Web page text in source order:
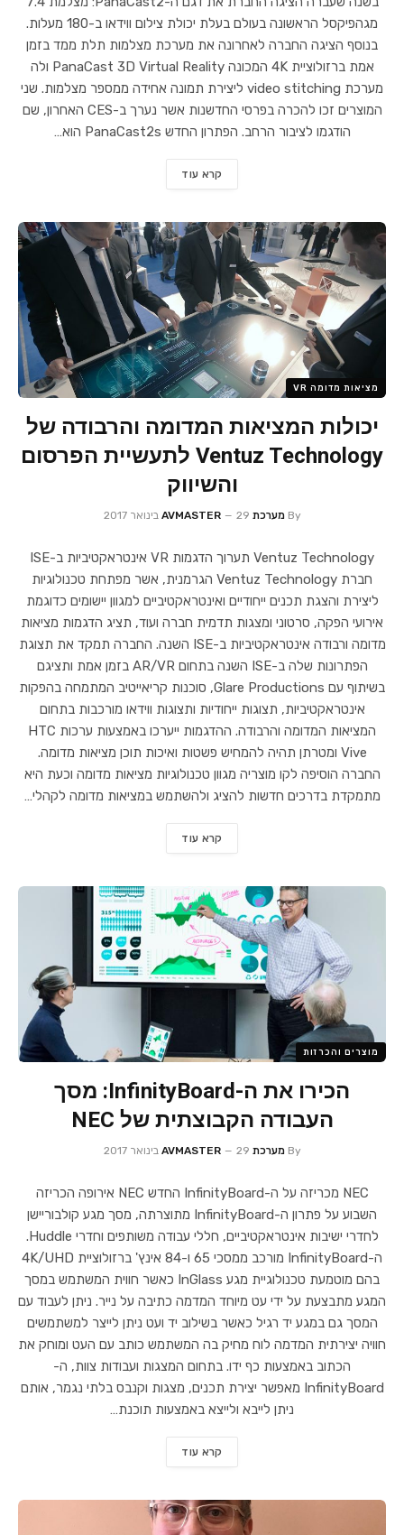
מגהפיקסל הראשונה בעולם בעלת יכולת צילום ווידאו ב-180 מעלות.
בנוסף הציגה החברה לאחרונה את מערכת מצלמות תלת ממד בזמן
אמת ברזולוציית 4K המכונה PanaCast 3D Virtual Reality ולה
מערכת video stitching ליצירת תמונה אחידה ממספר מצלמות. שני
המוצרים זכו להכרה בפרסי החדשנות אשר נערך ב-CES האחרון, שם
הודגמו לציבור הרחב. הפתרון החדש PanaCast2s הוא…
קרא עוד
מציאות מדומה VR
יכולות המציאות המדומה והרבודה של
Ventuz Technology לתעשיית הפרסום
והשיווק
By מערכת AVMASTER 29 בינואר 2017
Ventuz Technology תערוך הדגמות VR אינטראקטיביות ב-ISE
חברת Ventuz Technology הגרמנית, אשר מפתחת טכנולוגיות
ליצירת והצגת תכנים ייחודיים ואינטראקטיביים למגוון יישומים כדוגמת
אירועי הפקה, סרטוני ומצגות תדמית חברה ועוד, תציג הדגמות מציאות
מדומה ורבודה אינטראקטיביות ב-ISE השנה. החברה תמקד את תצוגת
הפתרונות שלה ב-ISE השנה בתחום AR/VR בזמן אמת ותציגם
בשיתוף עם Glare Productions, סוכנות קריאייטיב המתמחה בהפקות
אינטראקטיביות, תצוגות ייחודיות ותצוגות ווידאו מורכבות בתחום
המציאות המדומה והרבודה. ההדגמות ייערכו באמצעות ערכות HTC
Vive ומטרתן תהיה להמחיש פשטות ואיכות תוכן מציאות מדומה.
החברה הוסיפה לקו מוצריה מגוון טכנולוגיות מציאות מדומה וכעת היא
מתמקדת בדרכים חדשות להציג ולהשתמש במציאות מדומה לקהלי…
קרא עוד
מוצרים והכרזות
הכירו את ה-InfinityBoard: מסך
העבודה הקבוצתית של NEC
By מערכת AVMASTER 29 בינואר 2017
NEC מכריזה על ה-InfinityBoard החדש NEC אירופה הכריזה
השבוע על פתרון ה-InfinityBoard מתוצרתה, מסך מגע קולבוריישן
לחדרי ישיבות אינטראקטיביים, חללי עבודה משותפים וחדרי Huddle.
ה-InfinityBoard מורכב ממסכי 65 ו-84 אינץ' ברזולוציית 4K/UHD
בהם מוטמעת טכנולוגיית מגע InGlass כאשר חווית המשתמש במסך
המגע מתבצעת על ידי עט מיוחד המדמה כתיבה על נייר. ניתן לעבוד עם
המסך גם במגע יד רגיל כאשר בשילוב יד ועט ניתן לייצר למשתמשים
חוויה יצירתית המדמה לוח מחיק בה המשתמש כותב עם העט ומוחק את
הכתוב באמצעות כף ידו. בתחום המצגות ועבודות צוות, ה-
InfinityBoard מאפשר יצירת תכנים, מצגות וקנבס בלתי נגמר, אותם
ניתן לייבא ולייצא באמצעות תוכנת…
קרא עוד